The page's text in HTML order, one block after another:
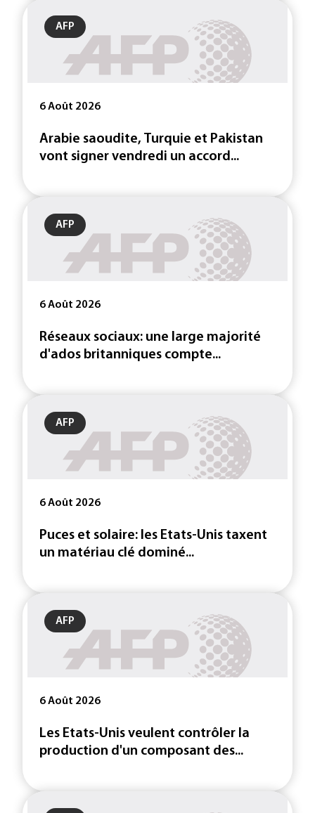
AFP
6 Août 2026
Arabie saoudite, Turquie et Pakistan
vont signer vendredi un accord...
AFP
6 Août 2026
Réseaux sociaux: une large majorité
d'ados britanniques compte...
AFP
6 Août 2026
Puces et solaire: les Etats-Unis taxent
un matériau clé dominé...
AFP
6 Août 2026
Les Etats-Unis veulent contrôler la
production d'un composant des...